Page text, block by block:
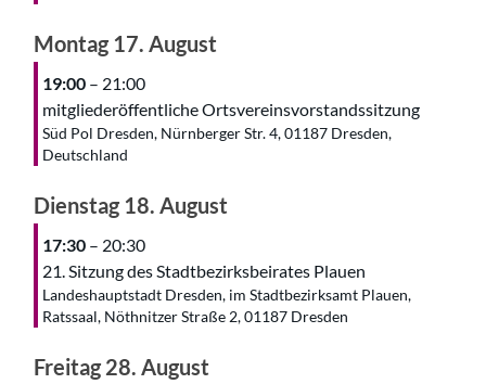
Montag 17. August
19:00 – 21:00
mitgliederöffentliche Ortsvereinsvorstandssitzung
Süd Pol Dresden, Nürnberger Str. 4, 01187 Dresden,
Deutschland
Dienstag 18. August
17:30 – 20:30
21. Sitzung des Stadtbezirksbeirates Plauen
Landeshauptstadt Dresden, im Stadtbezirksamt Plauen,
Ratssaal, Nöthnitzer Straße 2, 01187 Dresden
Freitag28. August